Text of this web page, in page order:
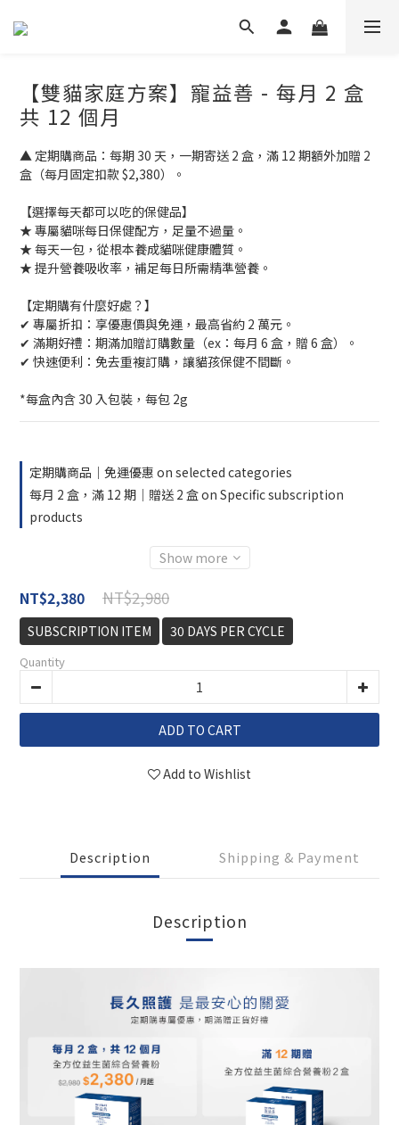
【雙貓家庭方案】寵益善 - 每月 2 盒
共 12 個月
▲ 定期購商品：每期 30 天，一期寄送 2 盒，滿 12 期額外加贈 2
盒（每月固定扣款 $2,380）。
【選擇每天都可以吃的保健品】
★ 專屬貓咪每日保健配方，足量不過量。
★ 每天一包，從根本養成貓咪健康體質。
★ 提升營養吸收率，補足每日所需精準營養。
【定期購有什麼好處？】
✔ 專屬折扣：享優惠價與免運，最高省約 2 萬元。
✔ 滿期好禮：期滿加贈訂購數量（ex：每月 6 盒，贈 6 盒）。
✔ 快速便利：免去重複訂購，讓貓孩保健不間斷。
*每盒內含 30 入包裝，每包 2g
定期購商品｜免運優惠 on selected categories
每月 2 盒，滿 12 期｜贈送 2 盒 on Specific subscription
products
Show more
NT$2,380 NT$2,980
SUBSCRIPTION ITEM 30 DAYS PER CYCLE
Quantity
ADD TO CART
Add to Wishlist
Description Shipping & Payment
Description